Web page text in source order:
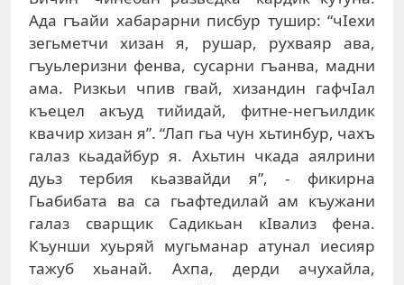
Ада гъайи хабарарни писбур тушир: “чIехи
зегьметчи хизан я, рушар, рухваяр ава,
гъуьлеризни фенва, сусарни гъанва, мадни
ама. Ризкьи чпив гвай, хизандин гафчIал
къецел акъуд тийидай, фитне-негъилдик
квачир хизан я”. “Лап гьа чун хьтинбур, чахъ
галаз кьадайбур я. Ахьтин чкада аялрини
дуьз тербия кьазвайди я”, - фикирна
Гьабибата ва са гьафтедилай ам къужани
галаз сварщик Садикьан кIвализ фена.
Къунши хуьряй мугьманар атунал иесияр
тажуб хьанай. Ахпа, дерди ачухайла,